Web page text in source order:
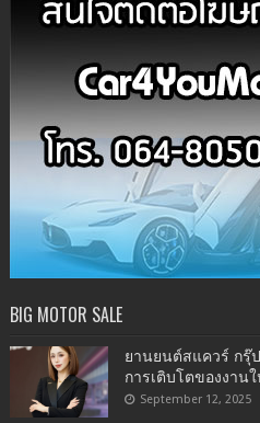
BIG MOTOR SALE
ยานยนต์สแควร์ กรุ๊
การเติบโตของงาน
September 12, 2025